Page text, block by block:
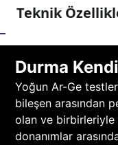
Teknik
Durma
Yoğun Ar-Ge
bileşen arasından
olan ve
donanımlar